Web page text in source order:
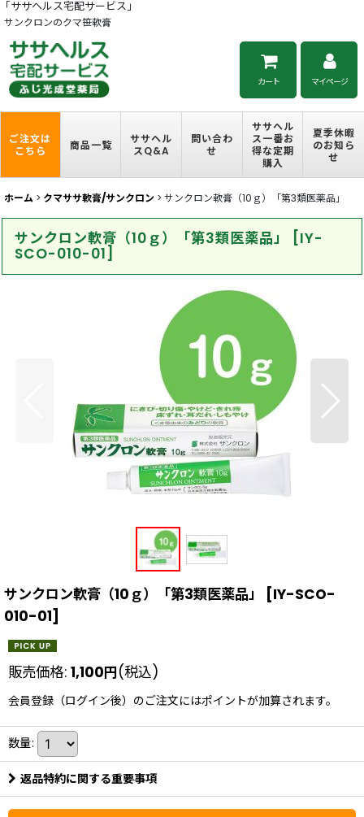
「ササヘルス宅配サービス」
サンクロンのクマ笹軟膏
カート マイページ
ご注文は
こちら
商品一覧
ササヘル
スQ&A
問い合わ
せ
ササヘル
ス一番お
得な定期
購入
夏季休暇
のお知ら
せ
ホーム > クマササ軟膏/サンクロン > サンクロン軟膏（10ｇ）「第3類医薬品」
サンクロン軟膏（10ｇ）「第3類医薬品」 [IY-
SCO-010-01]
サンクロン軟膏（10ｇ）「第3類医薬品」 [IY-SCO-
010-01]
販売価格: 1,100円(税込)
会員登録（ログイン後）のご注文にはポイントが加算されます。
数量:
返品特約に関する重要事項